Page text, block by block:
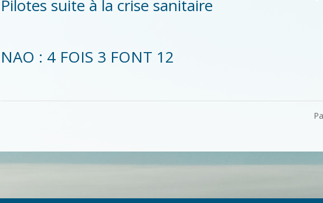
Pilotes suite à la crise sanitaire
NAO : 4 FOIS 3 FONT 12